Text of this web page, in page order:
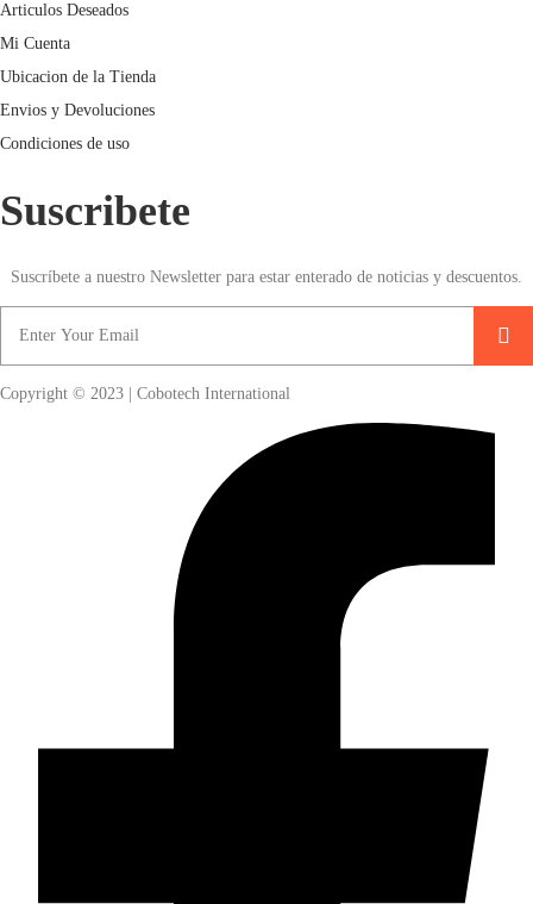
Articulos Deseados
Mi Cuenta
Ubicacion de la Tienda
Envios y Devoluciones
Condiciones de uso
Suscribete
Suscríbete a nuestro Newsletter para estar enterado de noticias y descuentos.
Copyright © 2023 | Cobotech International